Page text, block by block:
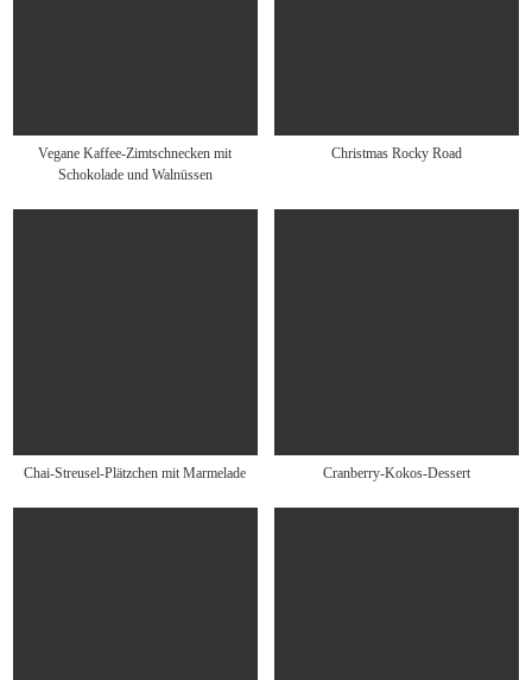
Vegane Kaffee-Zimtschnecken mit
Schokolade und Walnüssen
Christmas Rocky Road
Chai-Streusel-Plätzchen mit Marmelade Cranberry-Kokos-Dessert